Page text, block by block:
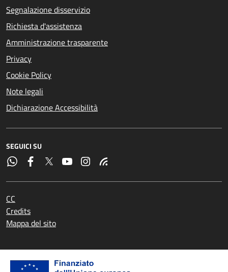
Segnalazione disservizio
Richiesta d'assistenza
Amministrazione trasparente
Privacy
Cookie Policy
Note legali
Dichiarazione Accessibilità
SEGUICI SU
CC
Credits
Mappa del sito